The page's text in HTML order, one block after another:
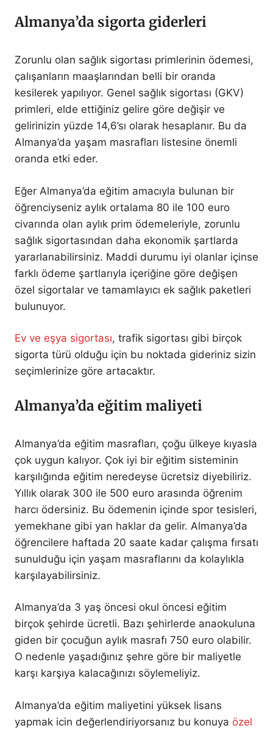
Almanya’da sigorta giderleri
Zorunlu olan sağlık sigortası primlerinin ödemesi,
çalışanların maaşlarından belli bir oranda
kesilerek yapılıyor. Genel sağlık sigortası (GKV)
primleri, elde ettiğiniz gelire göre değişir ve
gelirinizin yüzde 14,6’sı olarak hesaplanır. Bu da
Almanya’da yaşam masrafları listesine önemli
oranda etki eder.
Eğer Almanya’da eğitim amacıyla bulunan bir
öğrenciyseniz aylık ortalama 80 ile 100 euro
civarında olan aylık prim ödemeleriyle, zorunlu
sağlık sigortasından daha ekonomik şartlarda
yararlanabilirsiniz. Maddi durumu iyi olanlar içinse
farklı ödeme şartlarıyla içeriğine göre değişen
özel sigortalar ve tamamlayıcı ek sağlık paketleri
bulunuyor.
Ev ve eşya sigortası, trafik sigortası gibi birçok
sigorta türü olduğu için bu noktada gideriniz sizin
seçimlerinize göre artacaktır.
Almanya’da eğitim maliyeti
Almanya’da eğitim masrafları, çoğu ülkeye kıyasla
çok uygun kalıyor. Çok iyi bir eğitim sisteminin
karşılığında eğitim neredeyse ücretsiz diyebiliriz.
Yıllık olarak 300 ile 500 euro arasında öğrenim
harcı ödersiniz. Bu ödemenin içinde spor tesisleri,
yemekhane gibi yan haklar da gelir. Almanya’da
öğrencilere haftada 20 saate kadar çalışma fırsatı
sunulduğu için yaşam masraflarını da kolaylıkla
karşılayabilirsiniz.
Almanya’da 3 yaş öncesi okul öncesi eğitim
birçok şehirde ücretli. Bazı şehirlerde anaokuluna
giden bir çocuğun aylık masrafı 750 euro olabilir.
O nedenle yaşadığınız şehre göre bir maliyetle
karşı karşıya kalacağınızı söylemeliyiz.
Almanya’da eğitim maliyetini yüksek lisans
yapmak icin değerlendiriyorsanız bu konuya özel